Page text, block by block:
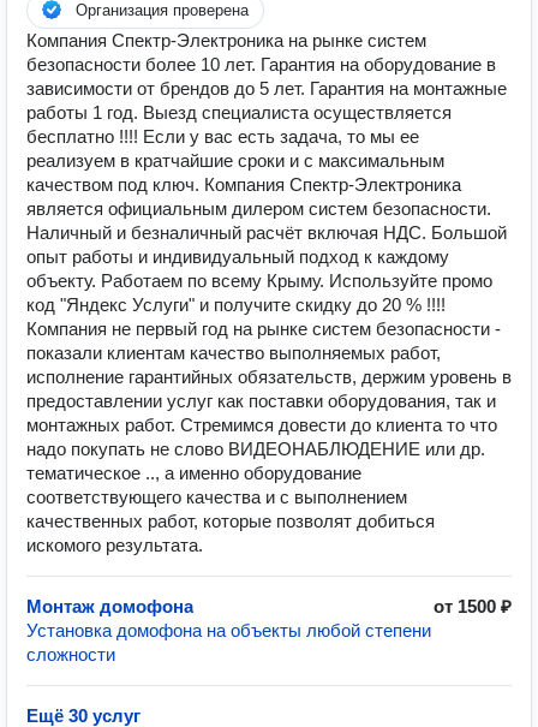
Организация проверена
Компания Спектр-Электроника на рынке систем
безопасности более 10 лет. Гарантия на оборудование в
зависимости от брендов до 5 лет. Гарантия на монтажные
работы 1 год. Выезд специалиста осуществляется
бесплатно !!!! Если у вас есть задача, то мы ее
реализуем в кратчайшие сроки и с максимальным
качеством под ключ. Компания Спектр-Электроника
является официальным дилером систем безопасности.
Наличный и безналичный расчёт включая НДС. Большой
опыт работы и индивидуальный подход к каждому
объекту. Работаем по всему Крыму. Используйте промо
код "Яндекс Услуги" и получите скидку до 20 % !!!!
Компания не первый год на рынке систем безопасности -
показали клиентам качество выполняемых работ,
исполнение гарантийных обязательств, держим уровень в
предоставлении услуг как поставки оборудования, так и
монтажных работ. Стремимся довести до клиента то что
надо покупать не слово ВИДЕОНАБЛЮДЕНИЕ или др.
тематическое .., а именно оборудование
соответствующего качества и с выполнением
качественных работ, которые позволят добиться
искомого результата.
Монтаж домофона
от 1500 ₽
Установка домофона на объекты любой степени
сложности
Ещё 30 услуг